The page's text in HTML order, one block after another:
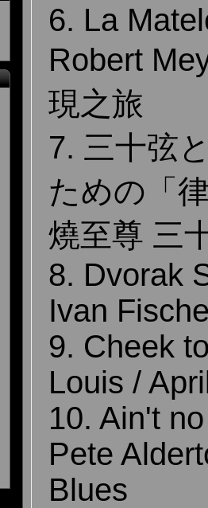
6. La
Robert
現之旅
7. 三十弦
ための「
燒至尊 三
8. Dvorak
Ivan
9. Cheek
Louis /
10. Ain't
Pete
Blues